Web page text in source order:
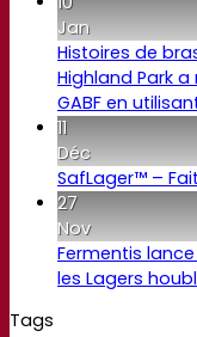
Jan
Histoires de
Highland Park
GABF en
11
Déc
SafLager™ –
27
Nov
Fermentis
les Lagers
Tags